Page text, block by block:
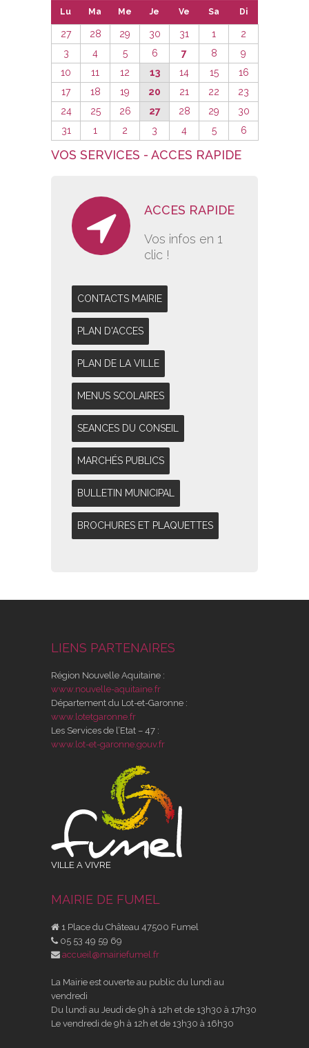
Lu Ma Me Je Ve Sa Di
27 28 29 30 31 1
2
3
4 5 6 7 8
9
10
11 12 13 14 15
16
17
18 19 20 21 22
23
24
25 26 27 28 29
30
31
1 2 3 4 5 6
VOS SERVICES - ACCES RAPIDE
ACCES RAPIDE
Vos infos en 1
clic !
CONTACTS MAIRIE
PLAN D'ACCES
PLAN DE LA VILLE
MENUS SCOLAIRES
SEANCES DU CONSEIL
MARCHÉS PUBLICS
BULLETIN MUNICIPAL
BROCHURES ET PLAQUETTES
LIENS PARTENAIRES
Région Nouvelle Aquitaine :
www.nouvelle-aquitaine.fr
Département du Lot-et-Garonne :
www.lotetgaronne.fr
Les Services de l’Etat – 47 :
www.lot-et-garonne.gouv.fr
VILLE A VIVRE
MAIRIE DE FUMEL
1 Place du Château 47500 Fumel
05 53 49 59 69
accueil@mairiefumel.fr
La Mairie est ouverte au public du lundi au
vendredi
Du lundi au Jeudi de 9h à 12h et de 13h30 à 17h30
Le vendredi de 9h à 12h et de 13h30 à 16h30